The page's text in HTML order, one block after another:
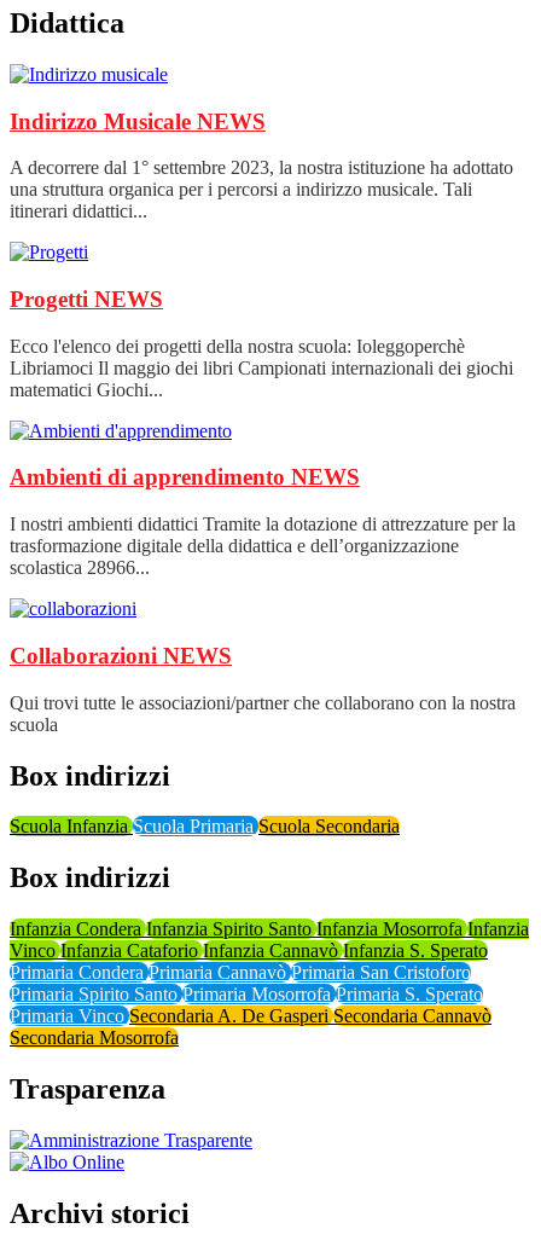
Didattica
Indirizzo Musicale NEWS
A decorrere dal 1° settembre 2023, la nostra istituzione ha adottato
una struttura organica per i percorsi a indirizzo musicale. Tali
itinerari didattici...
Progetti NEWS
Ecco l'elenco dei progetti della nostra scuola: Ioleggoperchè
Libriamoci Il maggio dei libri Campionati internazionali dei giochi
matematici Giochi...
Ambienti di apprendimento NEWS
I nostri ambienti didattici Tramite la dotazione di attrezzature per la
trasformazione digitale della didattica e dell’organizzazione
scolastica 28966...
Collaborazioni NEWS
Qui trovi tutte le associazioni/partner che collaborano con la nostra
scuola
Box indirizzi
Scuola InfanziaScuola PrimariaScuola Secondaria
Box indirizzi
Infanzia ConderaInfanzia Spirito SantoInfanzia MosorrofaInfanzia
VincoInfanzia CataforioInfanzia CannavòInfanzia S. Sperato
Primaria ConderaPrimaria CannavòPrimaria San Cristoforo
Primaria Spirito SantoPrimaria MosorrofaPrimaria S. Sperato
Primaria VincoSecondaria A. De GasperiSecondaria Cannavò
Secondaria Mosorrofa
Trasparenza
Archivi storici